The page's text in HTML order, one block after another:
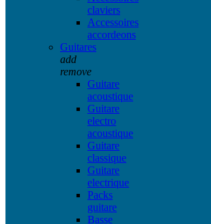
claviers
Accessoires
accordeons
Guitares
add
remove
Guitare
acoustique
Guitare
electro
acoustique
Guitare
classique
Guitare
electrique
Packs
guitare
Basse